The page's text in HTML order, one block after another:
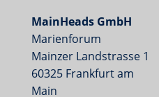
MainHeads GmbH
Marienforum
Mainzer Landstrasse 1
60325 Frankfurt am
Main